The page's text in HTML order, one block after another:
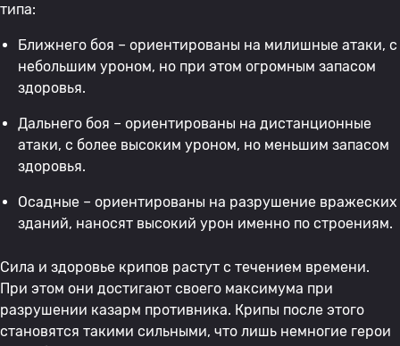
типа:
Ближнего боя – ориентированы на милишные атаки, с
небольшим уроном, но при этом огромным запасом
здоровья.
Дальнего боя – ориентированы на дистанционные
атаки, с более высоким уроном, но меньшим запасом
здоровья.
Осадные – ориентированы на разрушение вражеских
зданий, наносят высокий урон именно по строениям.
Сила и здоровье крипов растут с течением времени.
При этом они достигают своего максимума при
разрушении казарм противника. Крипы после этого
становятся такими сильными, что лишь немногие герои